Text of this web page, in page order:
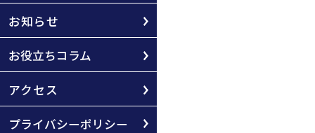
お知らせ
お役立ちコラム
アクセス
プライバシーポリシー